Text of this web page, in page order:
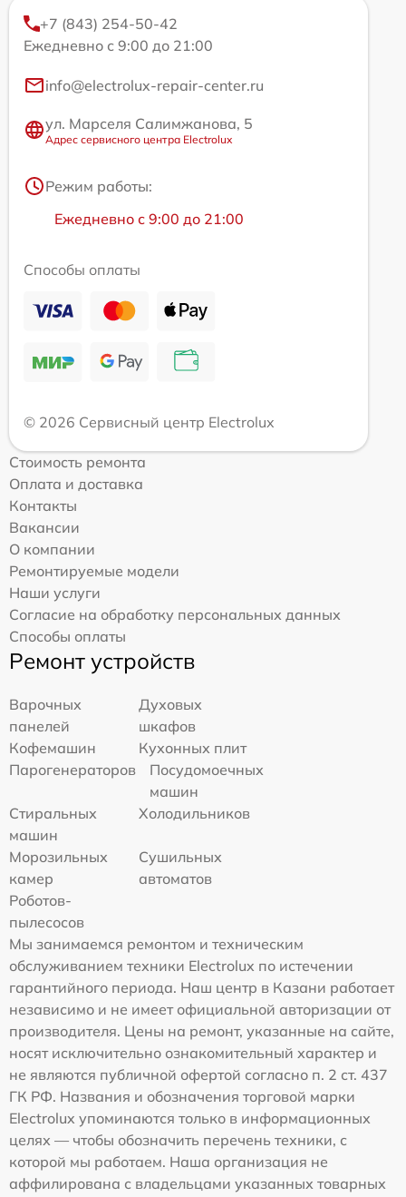
+7 (843) 254-50-42
Ежедневно с 9:00 до 21:00
info@electrolux-repair-center.ru
ул. Марселя Салимжанова, 5
Адрес сервисного центра Electrolux
Режим работы:
Ежедневно с 9:00 до 21:00
Способы оплаты
© 2026 Сервисный центр Electrolux
Стоимость ремонта
Оплата и доставка
Контакты
Вакансии
О компании
Ремонтируемые модели
Наши услуги
Согласие на обработку персональных данных
Способы оплаты
Ремонт устройств
Варочных
панелей
Духовых
шкафов
Кофемашин
Кухонных плит
Парогенераторов
Посудомоечных
машин
Стиральных
машин
Холодильников
Морозильных
камер
Сушильных
автоматов
Роботов-
пылесосов
Мы занимаемся ремонтом и техническим
обслуживанием техники Electrolux по истечении
гарантийного периода. Наш центр в Казани работает
независимо и не имеет официальной авторизации от
производителя. Цены на ремонт, указанные на сайте,
носят исключительно ознакомительный характер и
не являются публичной офертой согласно п. 2 ст. 437
ГК РФ. Названия и обозначения торговой марки
Electrolux упоминаются только в информационных
целях — чтобы обозначить перечень техники, с
которой мы работаем. Наша организация не
аффилирована с владельцами указанных товарных